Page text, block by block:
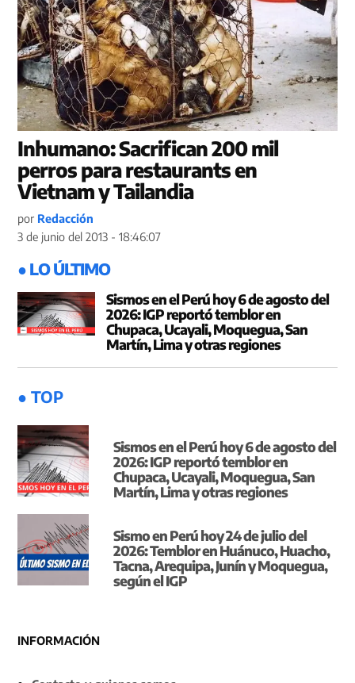
Inhumano: Sacrifican 200 mil
perros para restaurants en
Vietnam y Tailandia
por Redacción
3 de junio del 2013 - 18:46:07
● LO ÚLTIMO
Sismos en el Perú hoy 6 de agosto del
2026: IGP reportó temblor en
Chupaca, Ucayali, Moquegua, San
Martín, Lima y otras regiones
● TOP
Sismos en el Perú hoy 6 de agosto del
2026: IGP reportó temblor en
Chupaca, Ucayali, Moquegua, San
Martín, Lima y otras regiones
Sismo en Perú hoy 24 de julio del
2026: Temblor en Huánuco, Huacho,
Tacna, Arequipa, Junín y Moquegua,
según el IGP
INFORMACIÓN